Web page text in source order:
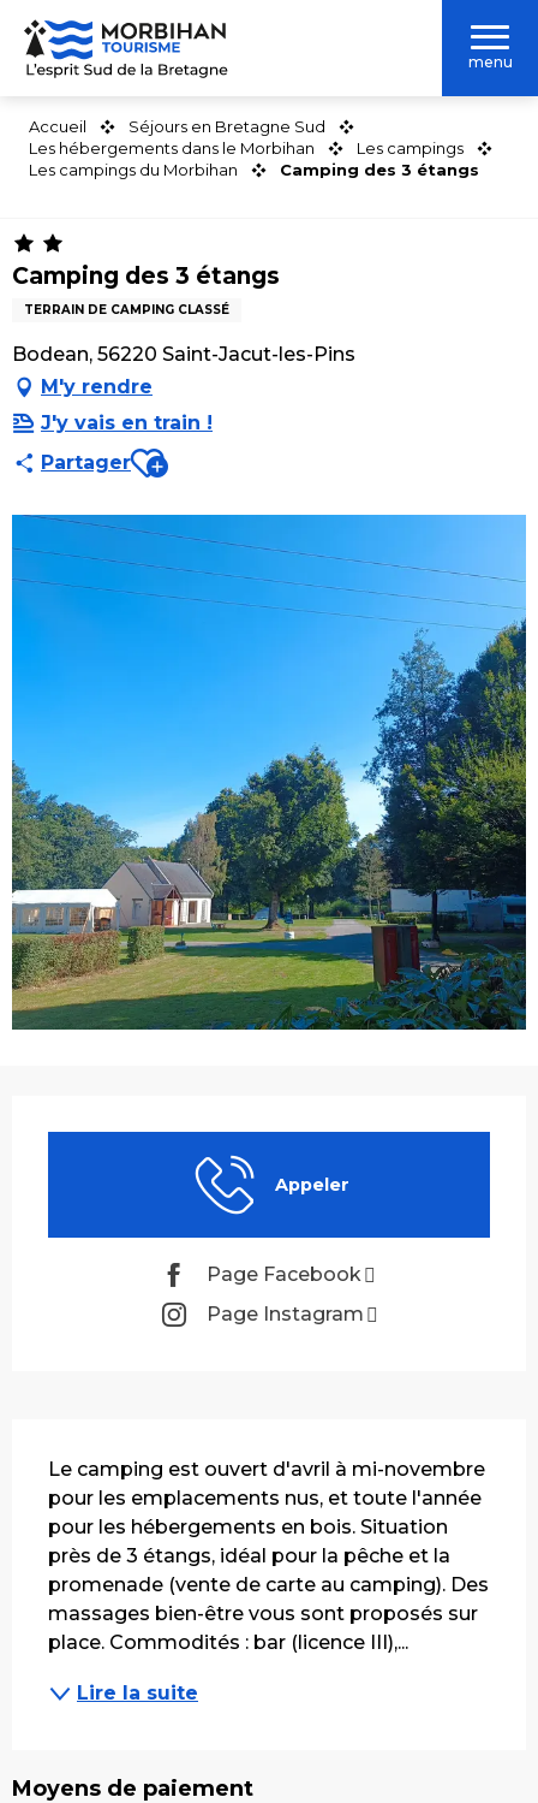
Aller
contenu
menu
Accueil
Séjours en Bretagne Sud
Les hébergements dans le Morbihan
Les campings
Les campings du Morbihan
Camping des 3 étangs
Camping des 3 étangs
TERRAIN DE CAMPING CLASSÉ
Bodean, 56220 Saint-Jacut-les-Pins
M'y rendre
J'y vais en train !
PartagerAjouter aux favoris
Appeler
Page Facebook
Page Instagram
Le camping est ouvert d'avril à mi-novembre
pour les emplacements nus, et toute l'année
pour les hébergements en bois. Situation
près de 3 étangs, idéal pour la pêche et la
promenade (vente de carte au camping). Des
massages bien-être vous sont proposés sur
place. Commodités : bar (licence III),...
Lire la suite
Moyens de paiement